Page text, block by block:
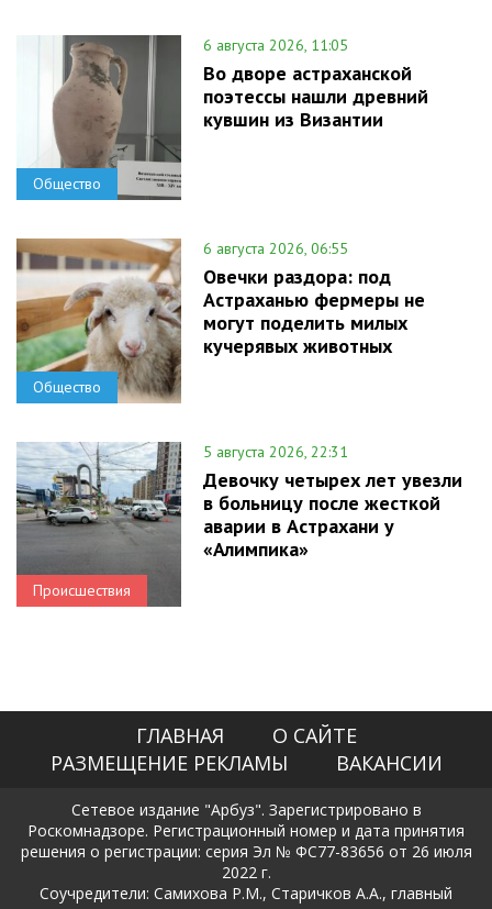
Общество
6 августа 2026, 11:05
Во дворе астраханской
поэтессы нашли древний
кувшин из Византии
Общество
6 августа 2026, 06:55
Овечки раздора: под
Астраханью фермеры не
могут поделить милых
кучерявых животных
Происшествия
5 августа 2026, 22:31
Девочку четырех лет увезли
в больницу после жесткой
аварии в Астрахани у
«Алимпика»
ГЛАВНАЯ
О САЙТЕ
РАЗМЕЩЕНИЕ РЕКЛАМЫ
ВАКАНСИИ
Сетевое издание "Арбуз". Зарегистрировано в
Роскомнадзоре. Регистрационный номер и дата принятия
решения о регистрации: серия Эл № ФС77-83656 от 26 июля
2022 г.
Соучредители: Самихова Р.М., Старичков А.А., главный